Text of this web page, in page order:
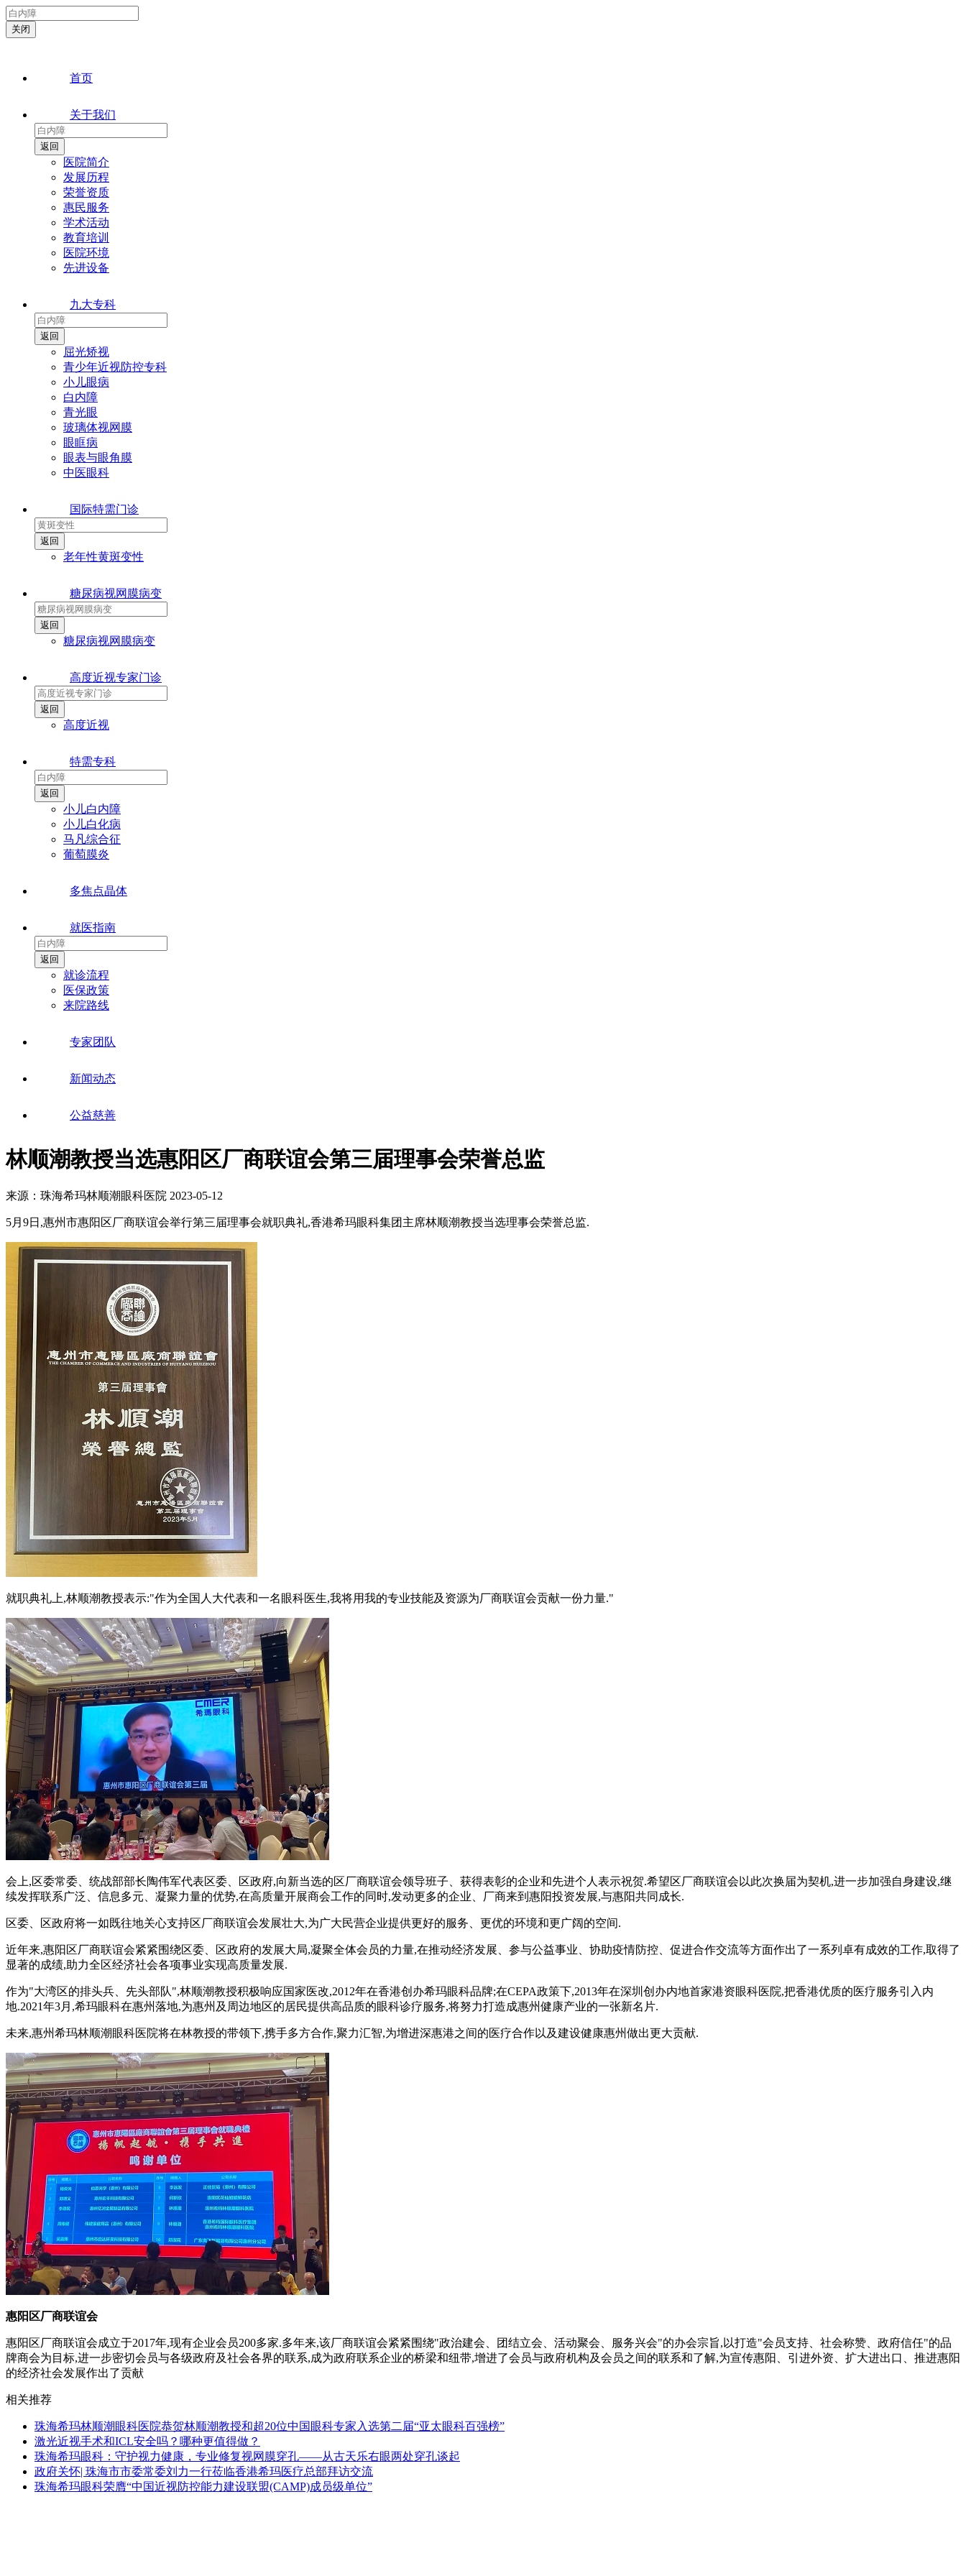
首页
关于我们
医院简介
发展历程
荣誉资质
惠民服务
学术活动
教育培训
医院环境
先进设备
九大专科
屈光矫视
青少年近视防控专科
小儿眼病
白内障
青光眼
玻璃体视网膜
眼眶病
眼表与眼角膜
中医眼科
国际特需门诊
老年性黄斑变性
糖尿病视网膜病变
糖尿病视网膜病变
高度近视专家门诊
高度近视
特需专科
小儿白内障
小儿白化病
马凡综合征
葡萄膜炎
多焦点晶体
就医指南
就诊流程
医保政策
来院路线
专家团队
新闻动态
公益慈善
林顺潮教授当选惠阳区厂商联谊会第三届理事会荣誉总监
来源：珠海希玛林顺潮眼科医院 2023-05-12
5月9日,惠州市惠阳区厂商联谊会举行第三届理事会就职典礼,香港希玛眼科集团主席林顺潮教授当选理事会荣誉总监.
就职典礼上,林顺潮教授表示:"作为全国人大代表和一名眼科医生,我将用我的专业技能及资源为厂商联谊会贡献一份力量."
会上,区委常委、统战部部长陶伟军代表区委、区政府,向新当选的区厂商联谊会领导班子、获得表彰的企业和先进个人表示祝贺.希望区厂商联谊会以此次换届为契机,进一步加强自身建设,继
续发挥联系广泛、信息多元、凝聚力量的优势,在高质量开展商会工作的同时,发动更多的企业、厂商来到惠阳投资发展,与惠阳共同成长.
区委、区政府将一如既往地关心支持区厂商联谊会发展壮大,为广大民营企业提供更好的服务、更优的环境和更广阔的空间.
近年来,惠阳区厂商联谊会紧紧围绕区委、区政府的发展大局,凝聚全体会员的力量,在推动经济发展、参与公益事业、协助疫情防控、促进合作交流等方面作出了一系列卓有成效的工作,取得了
显著的成绩,助力全区经济社会各项事业实现高质量发展.
作为"大湾区的排头兵、先头部队",林顺潮教授积极响应国家医改,2012年在香港创办希玛眼科品牌;在CEPA政策下,2013年在深圳创办内地首家港资眼科医院,把香港优质的医疗服务引入内
地.2021年3月,希玛眼科在惠州落地,为惠州及周边地区的居民提供高品质的眼科诊疗服务,将努力打造成惠州健康产业的一张新名片.
未来,惠州希玛林顺潮眼科医院将在林教授的带领下,携手多方合作,聚力汇智,为增进深惠港之间的医疗合作以及建设健康惠州做出更大贡献.
惠阳区厂商联谊会
惠阳区厂商联谊会成立于2017年,现有企业会员200多家.多年来,该厂商联谊会紧紧围绕"政治建会、团结立会、活动聚会、服务兴会"的办会宗旨,以打造"会员支持、社会称赞、政府信任"的品
牌商会为目标,进一步密切会员与各级政府及社会各界的联系,成为政府联系企业的桥梁和纽带,增进了会员与政府机构及会员之间的联系和了解,为宣传惠阳、引进外资、扩大进出口、推进惠阳
的经济社会发展作出了贡献
相关推荐
珠海希玛林顺潮眼科医院恭贺林顺潮教授和超20位中国眼科专家入选第二届“亚太眼科百强榜”
激光近视手术和ICL安全吗？哪种更值得做？
珠海希玛眼科：守护视力健康，专业修复视网膜穿孔——从古天乐右眼两处穿孔谈起
政府关怀| 珠海市市委常委刘力一行莅临香港希玛医疗总部拜访交流
珠海希玛眼科荣膺“中国近视防控能力建设联盟(CAMP)成员级单位”